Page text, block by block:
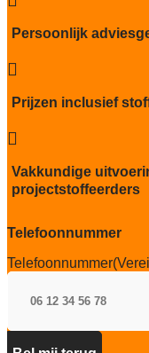
Kwaliteitslabel
Sterk
Project gebruik
Persoonlijk

Prijzen inclusief

Vakkundige
projectstoffeerders
Telefoonnummer
Telefoonnummer